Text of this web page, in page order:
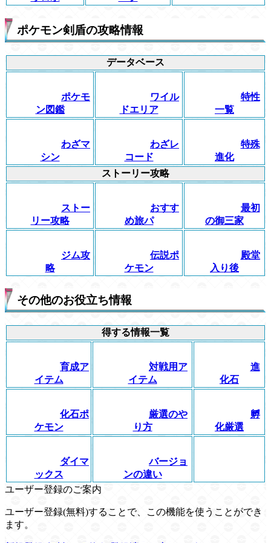
ポケモン剣盾の攻略情報
データベース
ポケモ
ン図鑑
ワイル
ドエリア
特性
一覧
わざマ
シン
わざレ
コード
特殊
進化
ストーリー攻略
ストー
リー攻略
おすす
め旅パ
最初
の御三家
ジム攻
略
伝説ポ
ケモン
殿堂
入り後
その他のお役立ち情報
得する情報一覧
育成ア
イテム
対戦用ア
イテム
進
化石
化石ポ
ケモン
厳選のや
り方
孵
化厳選
ダイマ
ックス
バージョ
ンの違い
ユーザー登録のご案内
ユーザー登録(無料)することで、この機能を使うことができ
ます。